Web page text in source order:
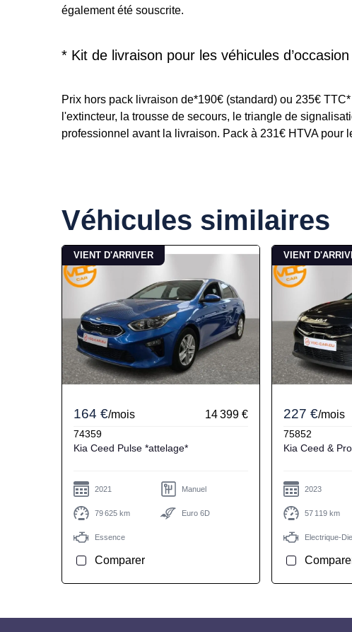
également été souscrite.
* Kit de livraison pour les véhicules d’occasion
Prix hors pack livraison de*190€ (standard) ou 235€
l'extincteur, la trousse de secours, le triangle de
professionnel avant la livraison. Pack à 231€ HTVA pour
Véhicules similaires
VIENT D'ARRIVER
164 €/mois 14 399 €
74359
Kia Ceed Pulse *attelage*
2021 Manuel
79 625 km Euro 6D
Essence
Comparer
VIENT
227 €/mois
75852
Kia Ceed
2023
57 119 km
Electrique-